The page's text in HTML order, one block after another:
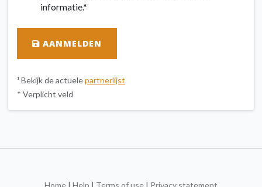
informatie.*
AANMELDEN
¹ Bekijk de actuelepartnerlijst
* Verplicht veld
Home | Help | Terms of use | Privacy statement